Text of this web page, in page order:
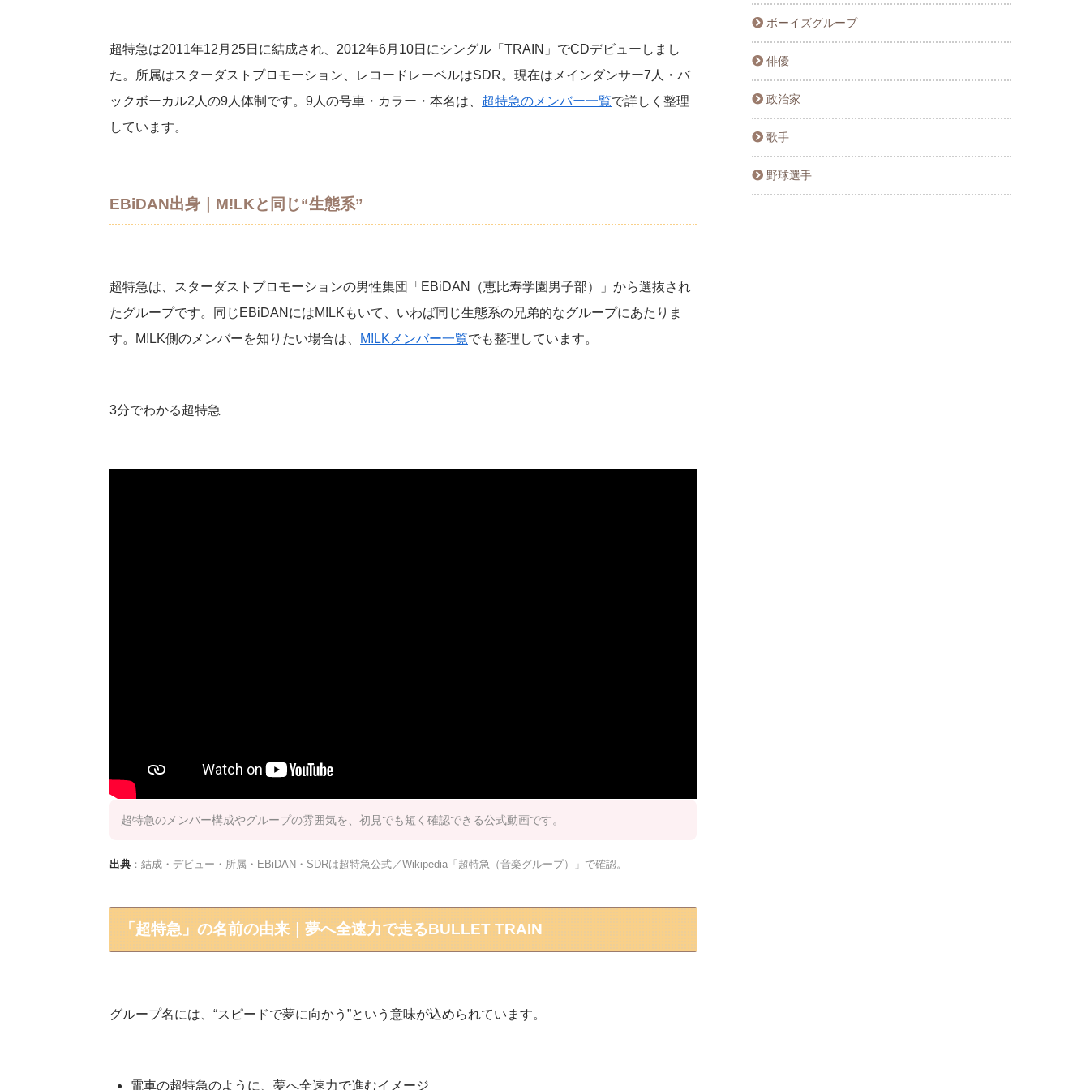
超特急は2011年12月25日に結成され、2012年6月10日にシングル「TRAIN」でCDデビューしまし
た。所属はスターダストプロモーション、レコードレーベルはSDR。現在はメインダンサー7人・バ
ックボーカル2人の9人体制です。9人の号車・カラー・本名は、 超特急のメンバー一覧で詳しく整理
しています。
EBiDAN出身｜M!LKと同じ“生態系”
超特急は、スターダストプロモーションの男性集団「EBiDAN（恵比寿学園男子部）」から選抜され
たグループです。同じEBiDANにはM!LKもいて、いわば同じ生態系の兄弟的なグループにあたりま
す。M!LK側のメンバーを知りたい場合は、
M!LKメンバー一覧でも整理しています。
3分でわかる超特急
超特急のメンバー構成やグループの雰囲気を、初見でも短く確認できる公式動画です。
出典 ：結成・デビュー・所属・EBiDAN・SDRは超特急公式／Wikipedia「超特急（音楽グループ）」で確認。
「超特急」の名前の由来｜夢へ全速力で走るBULLET TRAIN
グループ名には、“スピードで夢に向かう”という意味が込められています。
電車の超特急のように、夢へ全速力で進むイメージ
ボーイズグループ
俳優
政治家
歌手
野球選手